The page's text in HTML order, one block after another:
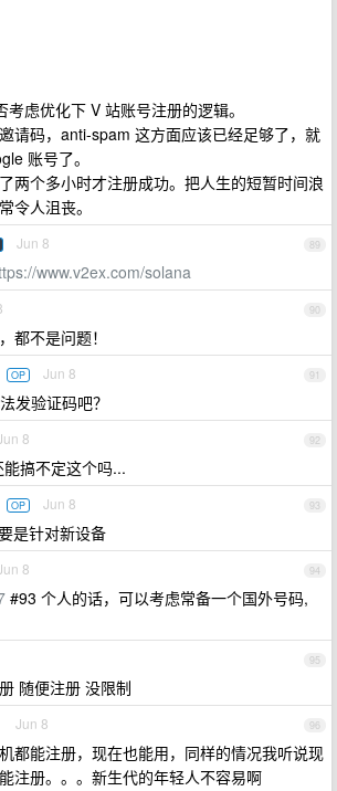
考虑优化下 V 站账号注册的逻辑。
请码，anti-spam 这方面应该已经足够了，就
账号了。
两个多小时才注册成功。把人生的短暂时间浪
令人沮丧。
89
Jun 8
www.v2ex.com/solana
90
都不是问题！
91
OP Jun 8
发验证码吧？
92
8
搞不定这个吗...
93
OP Jun 8
是针对新设备
94
8
#93 个人的话，可以考虑常备一个国外号码,
95
随便注册 没限制
96
Jun 8
都能注册，现在也能用，同样的情况我听说现
注册。。。新生代的年轻人不容易啊